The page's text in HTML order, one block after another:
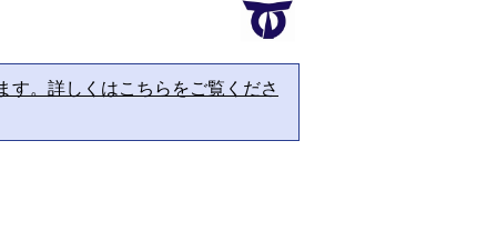
す。詳しくはこちらをご覧くださ